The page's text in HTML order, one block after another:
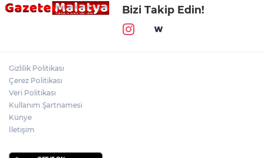
Bizi Takip Edin!
Gizlilik Politikası
Çerez Politikası
Veri Politikası
Kullanım Şartnamesi
Künye
İletişim